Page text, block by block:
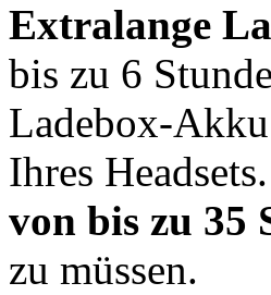
Extralange
bis zu 6
Ladebox-
Ihres
von bis zu 35
zu müssen.